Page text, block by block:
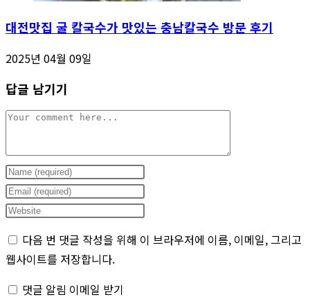
대전맛집 굴 칼국수가 맛있는 충남칼국수 방문 후기
2025년 04월 09일
답글 남기기
Comment
Enter
your
name
username
to
comment
Enter
your
address
to
comment
Enter
website
URL
(optional)
다음 번 댓글 작성을 위해 이 브라우저에 이름, 이메일, 그리고
웹사이트를 저장합니다.
댓글 알림 이메일 받기